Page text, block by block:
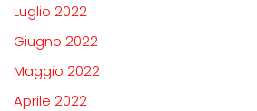
Luglio 2022
Giugno 2022
Maggio 2022
Aprile 2022